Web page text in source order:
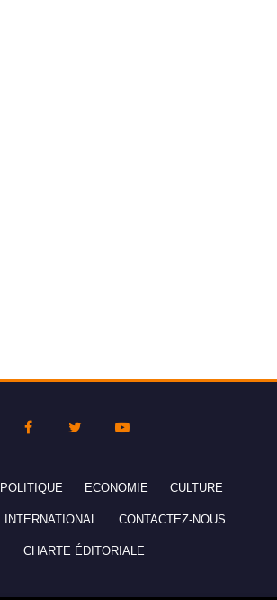
POLITIQUE ECONOMIE CULTURE
INTERNATIONAL CONTACTEZ-NOUS
CHARTE ÉDITORIALE